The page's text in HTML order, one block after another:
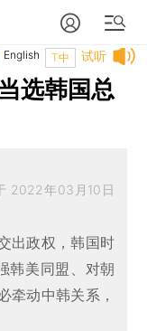
试听
T中
English
选韩国总
2022年03月10日
出政权，韩国时
韩美同盟、对朝
牵动中韩关系，